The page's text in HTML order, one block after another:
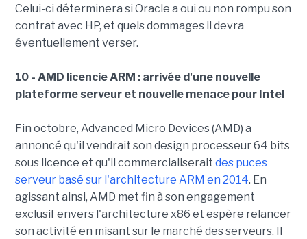
Celui-ci déterminera si Oracle a oui ou non rompu son
contrat avec HP, et quels dommages il devra
éventuellement verser.
10 - AMD licencie ARM : arrivée d'une nouvelle
plateforme serveur et nouvelle menace pour Intel
Fin octobre, Advanced Micro Devices (AMD) a
annoncé qu'il vendrait son design processeur 64 bits
sous licence et qu'il commercialiserait des puces
serveur basé sur l'architecture ARM en 2014. En
agissant ainsi, AMD met fin à son engagement
exclusif envers l'architecture x86 et espère relancer
son activité en misant sur le marché des serveurs. Il